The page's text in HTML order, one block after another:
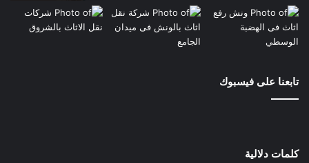
تابعنا على فيسبوك
كلمات دلالية